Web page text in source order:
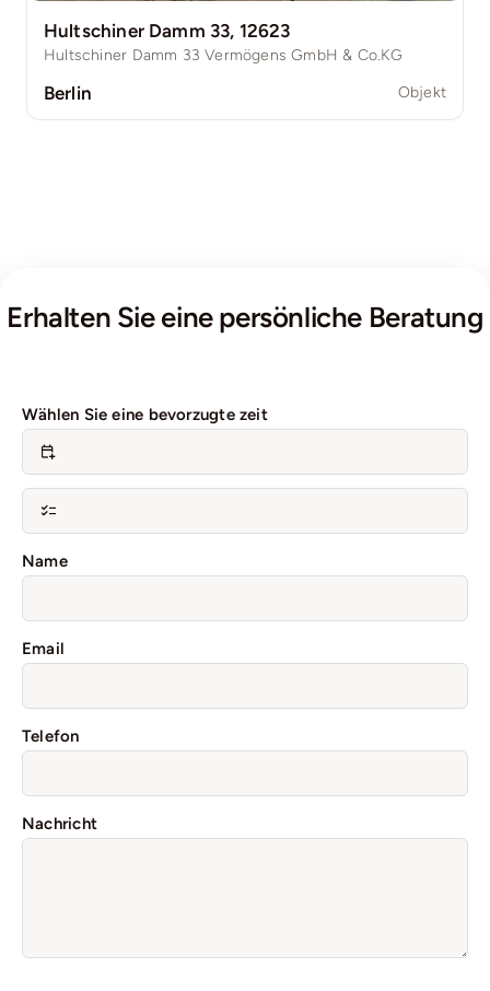
Hultschiner Damm 33, 12623
Hultschiner Damm 33 Vermögens GmbH & Co.KG
Berlin Objekt
Erhalten Sie eine persönliche Beratung
Wählen Sie eine bevorzugte zeit
Name
Email
Telefon
Nachricht